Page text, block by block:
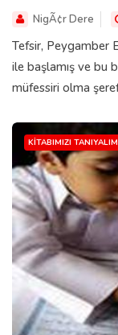
NigÃ¢r Dere
Tefsir, Peygamber
ile başlamış ve bu
müfessiri olma
KITABIMIZI TANIYALIM